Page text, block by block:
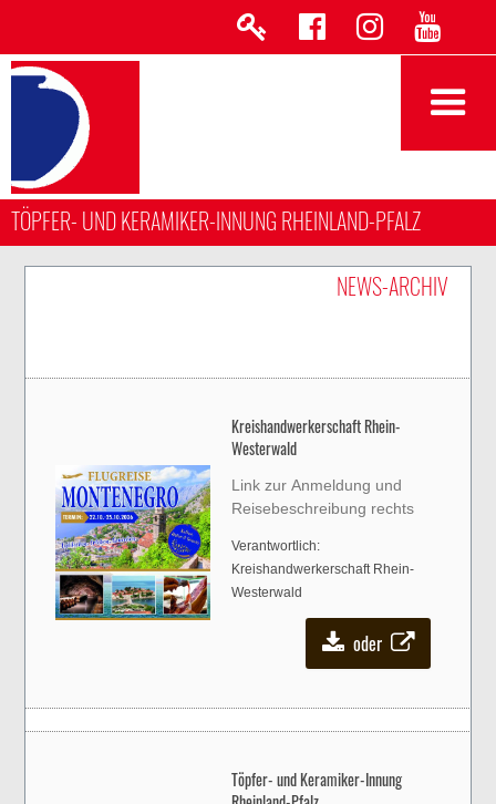
TÖPFER- UND KERAMIKER-INNUNG RHEINLAND-PFALZ
NEWS-ARCHIV
Kreishandwerkerschaft Rhein-
Westerwald
Link zur Anmeldung und
Reisebeschreibung rechts
Verantwortlich:
Kreishandwerkerschaft Rhein-
Westerwald
oder
Töpfer- und Keramiker-Innung